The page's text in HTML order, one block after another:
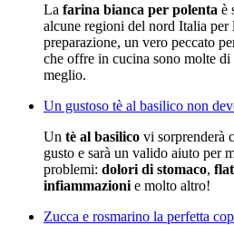
La farina bianca per polenta è
alcune regioni del nord Italia per
preparazione, un vero peccato
che offre in cucina sono molte di
meglio.
Un gustoso tè al basilico non
Un tè al basilico vi sorprenderà
gusto e sarà un valido aiuto per
problemi: dolori di stomaco,
infiammazioni e molto altro!
Zucca e rosmarino la perfetta